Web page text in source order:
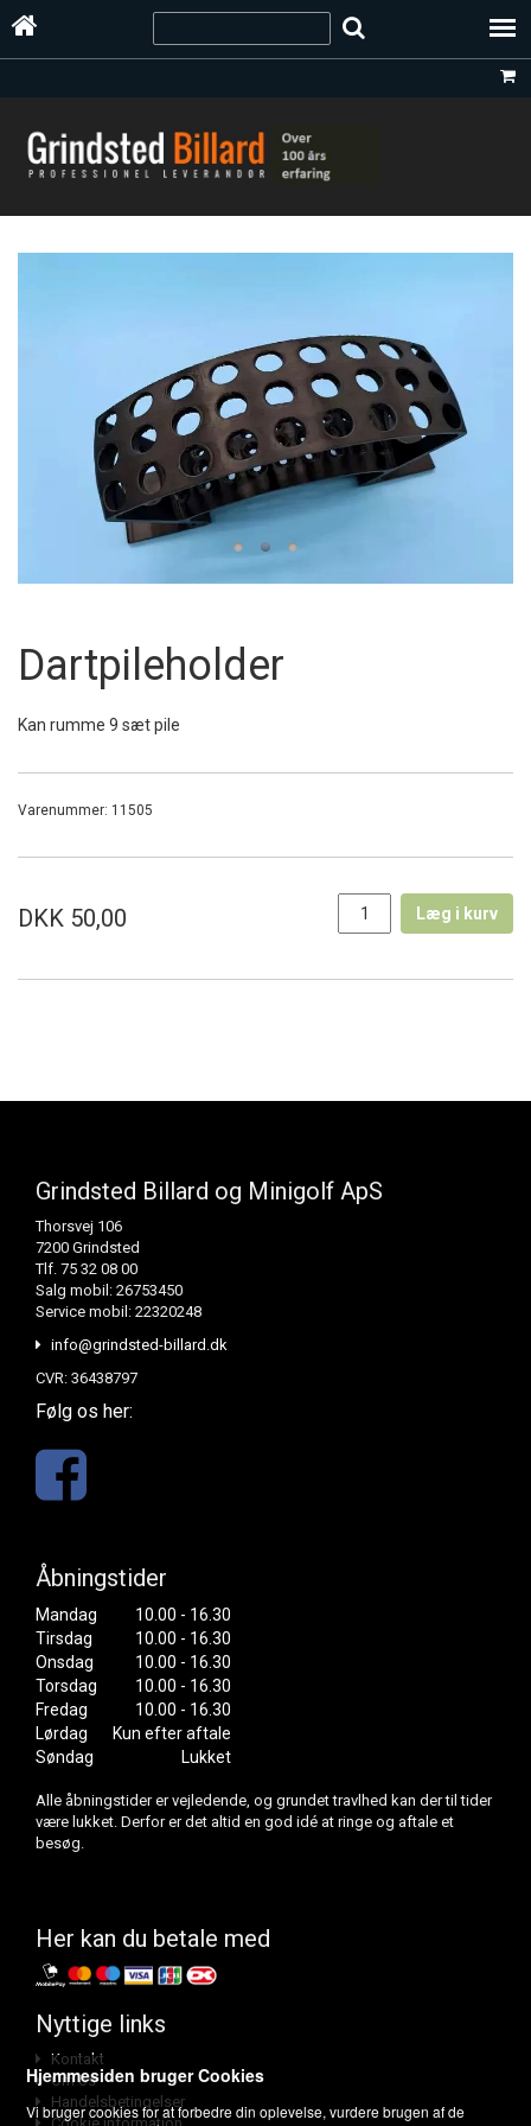
Dartpileholder
Kan rumme 9 sæt pile
Varenummer: 11505
DKK 50,00 Læg i kurv
Grindsted Billard og Minigolf ApS
Thorsvej 106
7200 Grindsted
Tlf. 75 32 08 00
Salg mobil: 26753450
Service mobil: 22320248
info@grindsted-billard.dk
CVR: 36438797
Følg os her:
Åbningstider
Mandag
10.00 - 16.30
Tirsdag
10.00 - 16.30
Onsdag
10.00 - 16.30
Torsdag
10.00 - 16.30
Fredag
10.00 - 16.30
Lørdag
Kun efter aftale
Søndag
Lukket
Alle åbningstider er vejledende, og grundet travlhed kan der til tider
være lukket. Derfor er det altid en god idé at ringe og aftale et
besøg.
Her kan du betale med
Nyttige links
Kontakt
Om os
Handelsbetingelser
Hjemmesiden bruger Cookies
Vi bruger cookies for at forbedre din oplevelse, vurdere brugen af de